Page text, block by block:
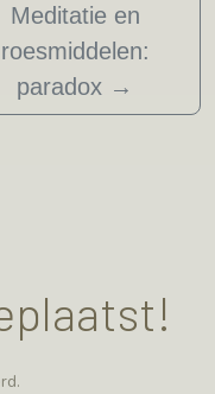
Meditatie en
roesmiddelen:
paradox →